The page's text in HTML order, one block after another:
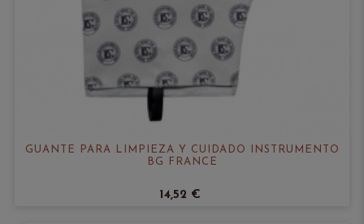
GUANTE PARA LIMPIEZA Y CUIDADO INSTRUMENTO
BG FRANCE
14,52 €